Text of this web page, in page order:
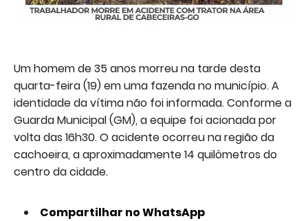
Um homem de 35 anos morreu na tarde desta
quarta-feira (19) em uma fazenda no município. A
identidade da vítima não foi informada. Conforme a
Guarda Municipal (GM), a equipe foi acionada por
volta das 16h30. O acidente ocorreu na região da
cachoeira, a aproximadamente 14 quilômetros do
centro da cidade.
Compartilhar no WhatsApp